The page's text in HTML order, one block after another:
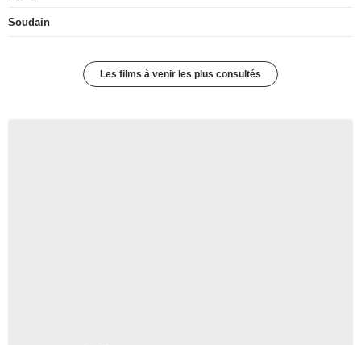
Soudain
Les films à venir les plus consultés